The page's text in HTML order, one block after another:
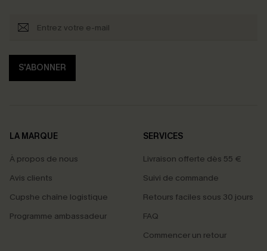
S'ABONNER
LA MARQUE
À propos de nous
Avis clients
Cupshe chaîne logistique
Programme ambassadeur
SERVICES
Livraison offerte dès 55 €
Suivi de commande
Retours faciles sous 30 jours
FAQ
Commencer un retour